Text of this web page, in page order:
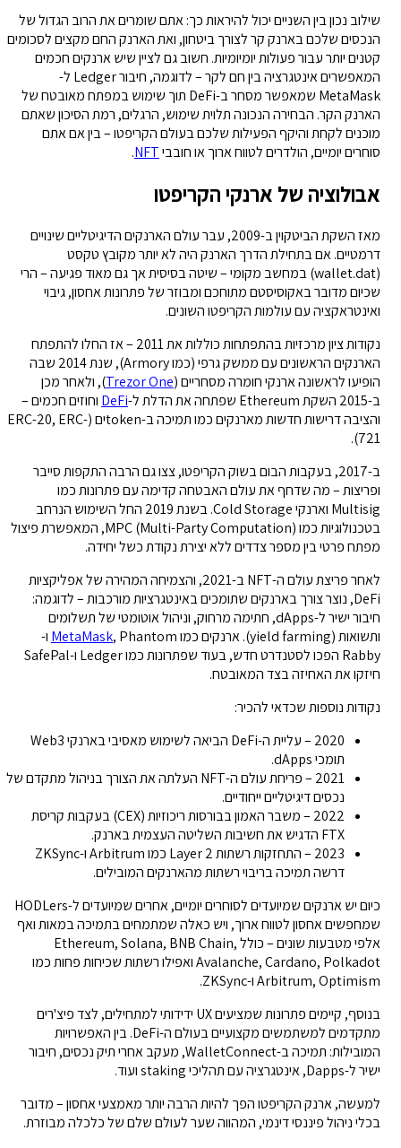
שילוב נכון בין השניים יכול להיראות כך: אתם שומרים את הרוב הגדול של
הנכסים שלכם בארנק קר לצורך ביטחון, ואת הארנק החם מקצים לסכומים
קטנים יותר עבור פעולות יומיומיות. חשוב גם לציין שיש ארנקים חכמים
המאפשרים אינטגרציה בין חם לקר – לדוגמה, חיבור Ledger ל-
MetaMask שמאפשר מסחר ב-DeFi תוך שימוש במפתח מאובטח של
הארנק הקר. הבחירה הנכונה תלוית שימוש, הרגלים, רמת הסיכון שאתם
מוכנים לקחת והיקף הפעילות שלכם בעולם הקריפטו – בין אם אתם
סוחרים יומיים, הולדרים לטווח ארוך או חובביNFT
.
אבולוציה של ארנקי הקריפטו
מאז השקת הביטקוין ב-2009, עבר עולם הארנקים הדיגיטליים שינויים
דרמטיים. אם בתחילת הדרך הארנק היה לא יותר מקובץ טקסט
(wallet.dat) במחשב מקומי – שיטה בסיסית אך גם מאוד פגיעה – הרי
שכיום מדובר באקוסיסטם מתוחכם ומבוזר של פתרונות אחסון, גיבוי
ואינטראקציה עם עולמות הקריפטו השונים.
נקודות ציון מרכזיות בהתפתחות כוללות את 2011 – אז החלו להתפתח
הארנקים הראשונים עם ממשק גרפי (כמו Armory), שנת 2014 שבה
הופיעו לראשונה ארנקי חומרה מסחריים (Trezor One), ולאחר מכן
ב-2015 השקת Ethereum שפתחה את הדלת ל-
DeFiוחוזים חכמים –
והציבה דרישות חדשות מארנקים כמו תמיכה ב-tokenים (ERC-20, ERC-
721).
ב-2017, בעקבות הבום בשוק הקריפטו, צצו גם הרבה התקפות סייבר
ופריצות – מה שדחף את עולם האבטחה קדימה עם פתרונות כמו
Multisig וארנקי Cold Storage. בשנת 2019 החל השימוש הנרחב
בטכנולוגיות כמו MPC (Multi-Party Computation), המאפשרת פיצול
מפתח פרטי בין מספר צדדים ללא יצירת נקודת כשל יחידה.
לאחר פריצת עולם ה-NFT ב-2021, והצמיחה המהירה של אפליקציות
DeFi, נוצר צורך בארנקים שתומכים באינטגרציות מורכבות – לדוגמה:
חיבור ישיר ל-dApps, חתימה מרחוק, וניהול אוטומטי של תשלומים
ותשואות (yield farming). ארנקים כמו
MetaMask, Phantom ו-
Rabby הפכו לסטנדרט חדש, בעוד שפתרונות כמו Ledger ו-SafePal
חיזקו את האחיזה בצד המאובטח.
נקודות נוספות שכדאי להכיר:
2020 – עליית ה-DeFi הביאה לשימוש מאסיבי בארנקי Web3
תומכי dApps.
2021 – פריחת עולם ה-NFT העלתה את הצורך בניהול מתקדם של
נכסים דיגיטליים ייחודיים.
2022 – משבר האמון בבורסות ריכוזיות (CEX) בעקבות קריסת
FTX הדגיש את חשיבות השליטה העצמית בארנק.
2023 – התחזקות רשתות Layer 2 כמו Arbitrum ו-ZKSync
דרשה תמיכה בריבוי רשתות מהארנקים המובילים.
כיום יש ארנקים שמיועדים לסוחרים יומיים, אחרים שמיועדים ל-HODLers
שמחפשים אחסון לטווח ארוך, ויש כאלה שמתמחים בתמיכה במאות ואף
אלפי מטבעות שונים – כולל Ethereum, Solana, BNB Chain,
Avalanche, Cardano, Polkadot ואפילו רשתות שכיחות פחות כמו
Arbitrum, Optimism ו-ZKSync.
בנוסף, קיימים פתרונות שמציעים UX ידידותי למתחילים, לצד פיצ'רים
מתקדמים למשתמשים מקצועיים בעולם ה-DeFi. בין האפשרויות
המובילות: תמיכה ב-WalletConnect, מעקב אחרי תיק נכסים, חיבור
ישיר ל-Dapps, אינטגרציה עם תהליכי staking ועוד.
למעשה, ארנק הקריפטו הפך להיות הרבה יותר מאמצעי אחסון – מדובר
בכלי ניהול פיננסי דינמי, המהווה שער לעולם שלם של כלכלה מבוזרת.